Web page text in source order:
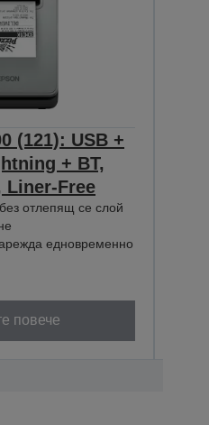
(121): USB +
+ BT,
Liner-Free
отлепящ се слой
едновременно
повече